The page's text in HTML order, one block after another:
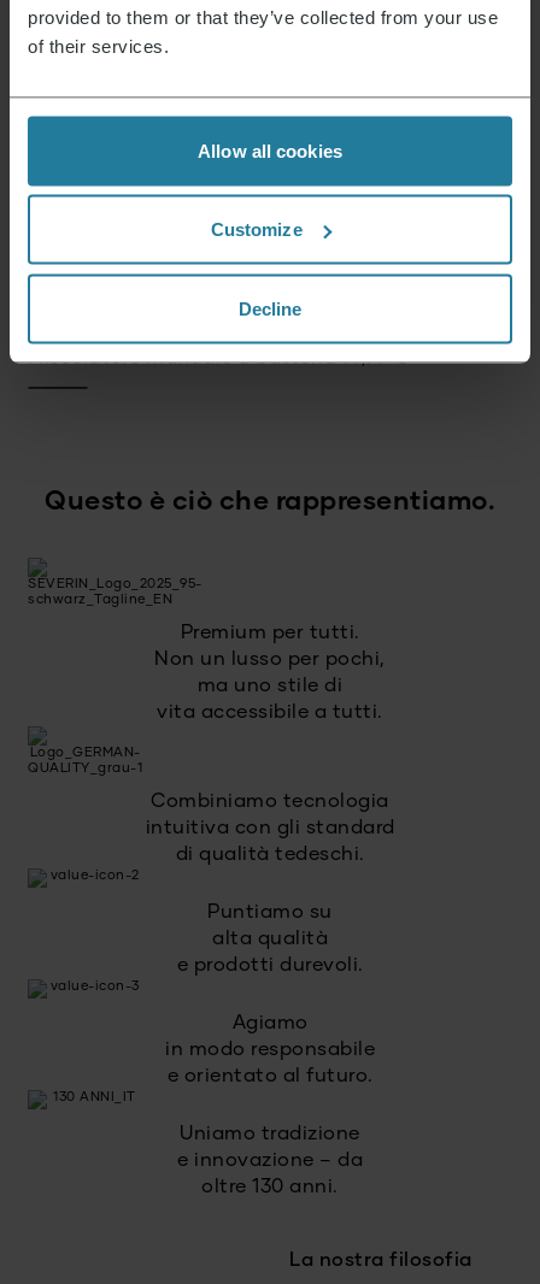
provided to them or that they’ve collected from your use
of their services.
Allow all cookies
Customize
Decline
prezzo
279,00 €.
prezzo
189,00 €.
Miscelatore manuale a batteria 79,99€
Questo è ciò che rappresentiamo.
Premium per tutti.
Non un lusso per pochi,
ma uno stile di
vita accessibile a tutti.
Combiniamo tecnologia
intuitiva con gli standard
di qualità tedeschi.
Puntiamo su
alta qualità
e prodotti durevoli.
Agiamo
in modo responsabile
e orientato al futuro.
Uniamo tradizione
e innovazione – da
oltre 130 anni.
La nostra filosofia